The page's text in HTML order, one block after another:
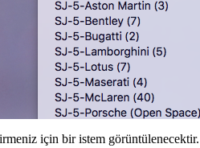
için bir istem görüntülenecektir.